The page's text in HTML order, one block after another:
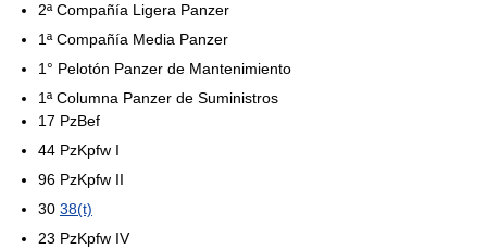
2ª Compañía Ligera Panzer
1ª Compañía Media Panzer
1° Pelotón Panzer de Mantenimiento
1ª Columna Panzer de Suministros
17 PzBef
44 PzKpfw I
96 PzKpfw II
30 38(t)
23 PzKpfw IV